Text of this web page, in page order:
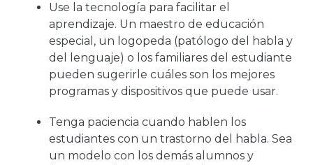
Use la tecnología para facilitar el
aprendizaje. Un maestro de educación
especial, un logopeda (patólogo del habla y
del lenguaje) o los familiares del estudiante
pueden sugerirle cuáles son los mejores
programas y dispositivos que puede usar.
Tenga paciencia cuando hablen los
estudiantes con un trastorno del habla. Sea
un modelo con los demás alumnos y